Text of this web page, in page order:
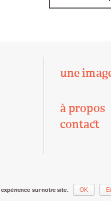
une
à propos
contact
sur notre site. OK